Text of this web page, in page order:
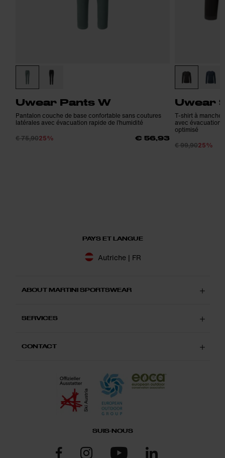
Uwear Pants W
Pantalon couche de base confortable sans coutures
latérales avec évacuation rapide de l’humidité
€ 75,9025% € 56,93
Uwear
T-shirt à
avec évacuation
optimisé
€ 99,9025%
PAYS ET LANGUE
Autriche | FR
ABOUT MARTINI SPORTSWEAR
SERVICES
CONTACT
SUIS-NOUS